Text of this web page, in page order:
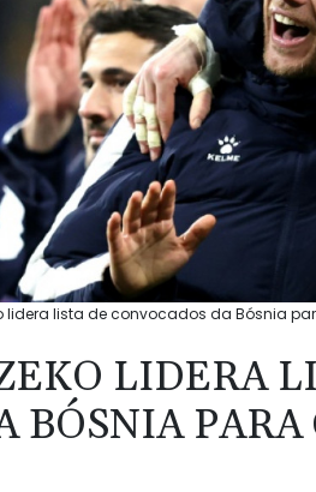
lidera lista de convocados da Bósnia
LIDERA
BÓSNIA